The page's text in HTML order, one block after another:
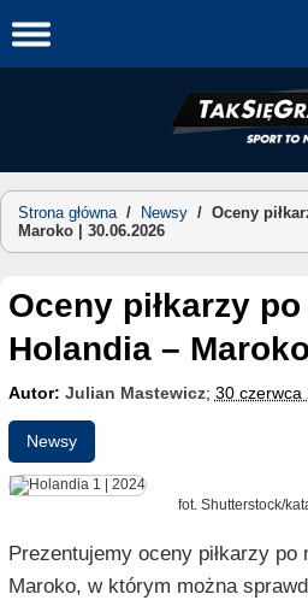
to
Strona główna/ Newsy / Oceny
Maroko | 30.06.2026
Oceny piłkarzy po spotkaniu
Holandia –
Autor: Julian Mastewicz; 30 czerwca
Newsy
fot. Shutterstock/
Prezentujemy oceny piłkarzy po
Maroko, w którym można